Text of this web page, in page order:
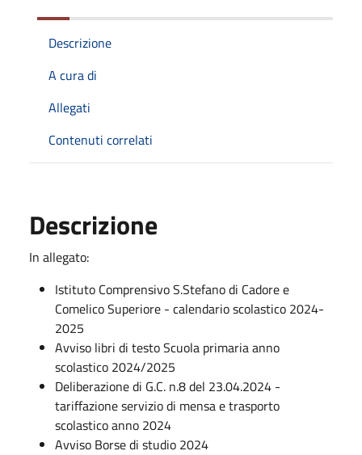
Descrizione
A cura di
Allegati
Contenuti correlati
Descrizione
In allegato:
Istituto Comprensivo S.Stefano di Cadore e
Comelico Superiore - calendario scolastico 2024-
2025
Avviso libri di testo Scuola primaria anno
scolastico 2024/2025
Deliberazione di G.C. n.8 del 23.04.2024 -
tariffazione servizio di mensa e trasporto
scolastico anno 2024
Avviso Borse di studio 2024